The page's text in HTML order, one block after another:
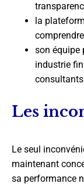
la
comprendre
son équipe
industrie
Les
Le seul
maintenant
sa performance